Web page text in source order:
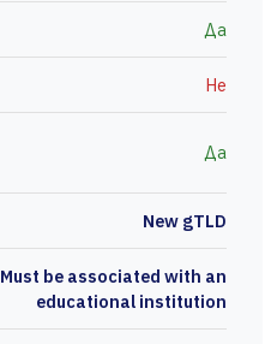
Да
Не
Да
New gTLD
Must be associated with an
educational institution